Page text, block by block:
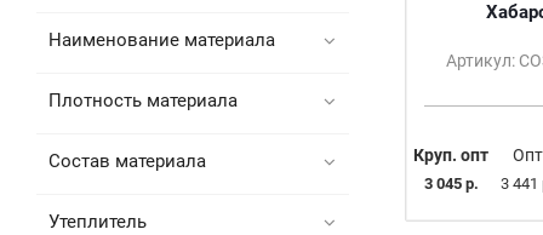
Артикул:
Круп. опт
3 045 р.
Опт
3 441
Наименование материала
Плотность материала
Состав материала
Утеплитель